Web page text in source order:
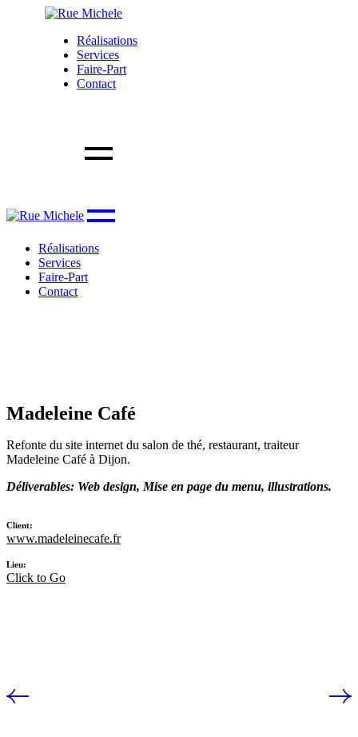
Réalisations
Services
Faire-Part
Contact
Réalisations
Services
Faire-Part
Contact
Madeleine Café
Refonte du site internet du salon de thé, restaurant, traiteur
Madeleine Café à Dijon.
Déliverables: Web design, Mise en page du menu, illustrations.
Client:
www.madeleinecafe.fr
Lieu:
Click to Go